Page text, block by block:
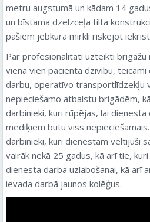
metru augstumā un kādam 14
un bīstama dzelzceļa tilta
pašiem jebkurā mirklī riskējot
Par profesionalitāti uzteikti brigāžu
viena vien pacienta dzīvību,
darbu, operatīvo transportlīdzekļu
nepieciešamo atbalstu brigādēm,
darbinieki, kuri rūpējas, lai
mediķiem būtu viss
darbinieki, kuri dienestam veltījuši
vairāk nekā 25 gadus, kā arī tie,
dienesta darba uzlabošanai, kā arī
ievada darbā jaunos kolēģus.